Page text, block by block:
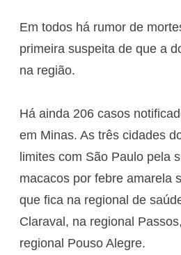
Em todos há rumor de
primeira suspeita de que a
na região.
Há ainda 206 casos
em Minas. As três cidades
limites com São Paulo pela
macacos por febre amarela
que fica na regional de
Claraval, na regional
regional Pouso Alegre.